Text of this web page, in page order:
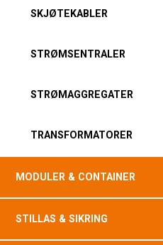
SKJØTEKABLER
STRØMSENTRALER
STRØMAGGREGATER
TRANSFORMATORER
MODULER & CONTAINER
STILLAS & SIKRING